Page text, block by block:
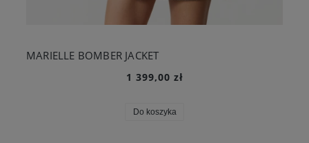
MARIELLE BOMBER JACKET
1 399,00 zł
Do koszyka